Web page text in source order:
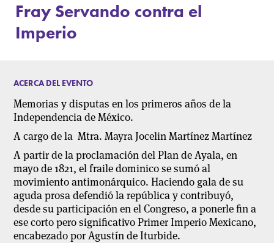
Fray Servando contra el
Imperio
ACERCA DEL EVENTO
Memorias y disputas en los primeros años de la
Independencia de México.
A cargo de la Mtra. Mayra Jocelin Martínez Martínez
A partir de la proclamación del Plan de Ayala, en
mayo de 1821, el fraile dominico se sumó al
movimiento antimonárquico. Haciendo gala de su
aguda prosa defendió la república y contribuyó,
desde su participación en el Congreso, a ponerle fin a
ese corto pero significativo Primer Imperio Mexicano,
encabezado por Agustín de Iturbide.